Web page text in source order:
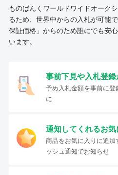
ものばんくワールドワイドオーク
るため、世界中からの入札が可能
保証価格」からのため誰にでも安
います。
事前下見や入札登録
予め入札金額を事前に
に
通知してくれるお
商品をお気に入りに追
ッシュ通知でお知らせ